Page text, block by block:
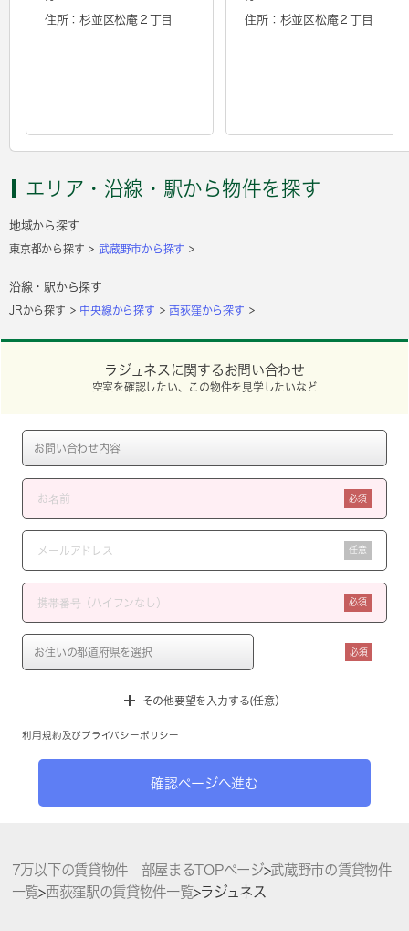
住所：杉並区松庵２丁目 住所：杉並区松庵２丁目
エリア・沿線・駅から物件を探す
地域から探す
東京都から探す 武蔵野市から探す
沿線・駅から探す
JRから探す 中央線から探す 西荻窪から探す
ラジュネスに関するお問い合わせ
空室を確認したい、この物件を見学したいなど
必須
任意
必須
必須
その他要望を入力する(任意）
利用規約 及び プライバシーポリシー
確認ページへ進む
7万以下の賃貸物件 部屋まるTOPページ>武蔵野市の賃貸物件
一覧>西荻窪駅の賃貸物件一覧>ラジュネス